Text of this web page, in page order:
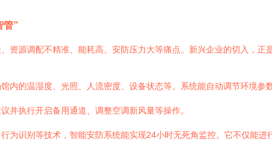
管”
资源调配不精准、能耗高、安防压力大等痛点。新兴企业的切入，正
内的温湿度、光照、人流密度、设备状态等。系统能自动调节环境
并执行开启备用通道、调整空调新风量等操作。
为识别等技术，智能安防系统能实现24小时无死角监控。它不仅能